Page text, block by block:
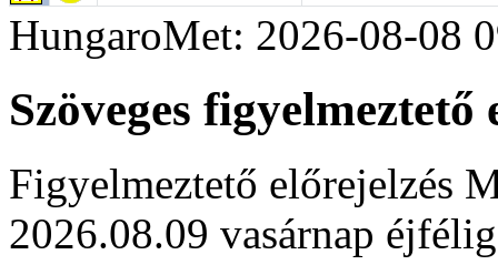
HungaroMet: 2026-08-08
Szöveges figyelmeztető
Figyelmeztető előrejelzés
2026.08.09 vasárnap éjfélig